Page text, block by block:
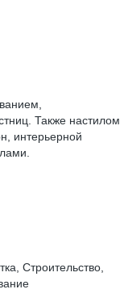
Также настилом
интерьерной
Строительство,